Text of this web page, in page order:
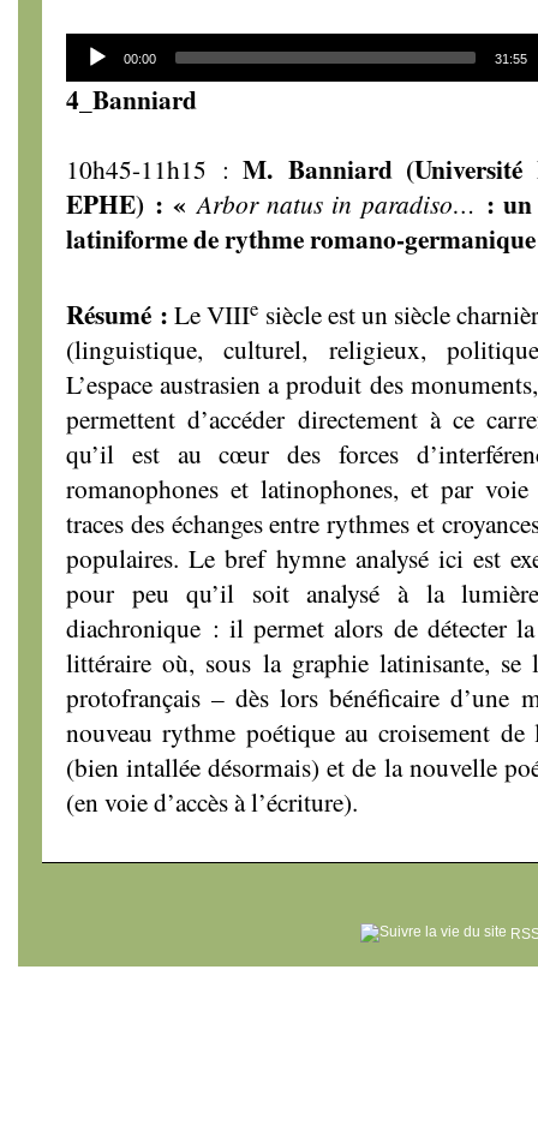
Audio
Player
Current
00:00
Total
31:55
4_Banniard
10h45-11h15 :M. Banniard
EPHE) : «Arbor natus in paradiso… : un
latiniforme de rythme romano-
Résumé :Le VIIIe siècle est un siècle
(linguistique, culturel, religieux,
L’espace austrasien a produit des
permettent d’accéder directement à ce
qu’il est au cœur des forces
romanophones et latinophones, et par
traces des échanges entre rythmes et
populaires. Le bref hymne analysé ici est
pour peu qu’il soit analysé à la
diachronique : il permet alors de détecter
littéraire où, sous la graphie latinisante, se
protofrançais – dès lors bénéficaire d’une
nouveau rythme poétique au croisement
(bien intallée désormais) et de la nouvelle
(en voie d’accès à l’écriture).